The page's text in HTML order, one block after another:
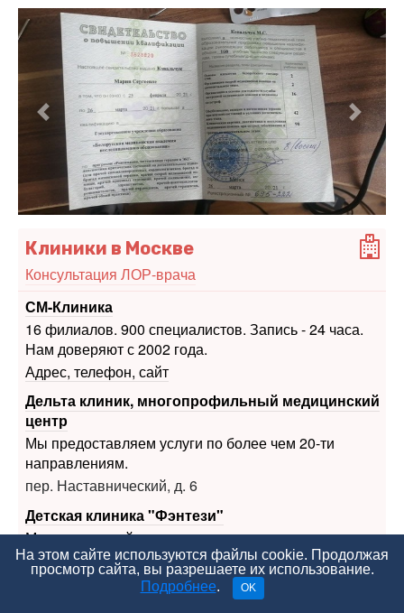
Предыдущий
Клиники в Москве
Консультация ЛОР-врача
СМ-Клиника
16 филиалов. 900 специалистов. Запись - 24 часа.
Нам доверяют с 2002 года.
Адрес, телефон, сайт
Дельта клиник, многопрофильный медицинский
центр
Мы предоставляем услуги по более чем 20-ти
направлениям.
пер. Наставнический, д. 6
Детская клиника "Фэнтези"
Мы лечим детей так же качественно, как в лучших
зарубежных медицинских центрах.
Москва, ул. Гарибальди, 36
На этом сайте используются файлы cookie. Продолжая
просмотр сайта, вы разрешаете их использование.
Подробнее. OK